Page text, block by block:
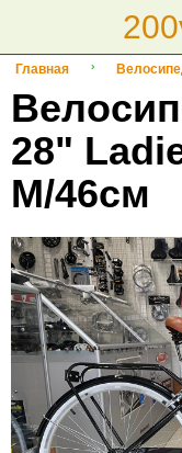
Главная
28"
M/46см